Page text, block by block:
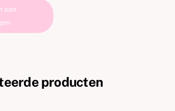
aan
producten